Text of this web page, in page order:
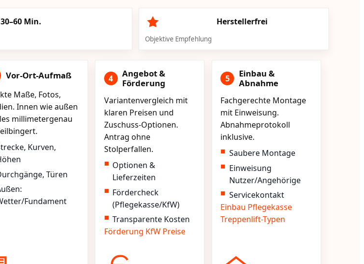
30–60 Min. Herstellerfrei
Objektive Empfehlung
Vor-Ort-Aufmaß
Maße, Fotos,
Innen wie außen
millimetergenau
Kurven,
Türen
Fundament
4
Angebot &
Förderung
Variantenvergleich mit
klaren Preisen und
Zuschuss-Optionen.
Antrag ohne
Stolperfallen.
Optionen &
Lieferzeiten
Fördercheck
(Pflegekasse/KfW)
Transparente Kosten
Förderung KfW Preise
5
Einbau &
Abnahme
Fachgerechte Montage
mit Einweisung.
Abnahmeprotokoll
inklusive.
Saubere Montage
Einweisung
Nutzer/Angehörige
Servicekontakt
Einbau Pflegekasse
Treppenlift-Typen